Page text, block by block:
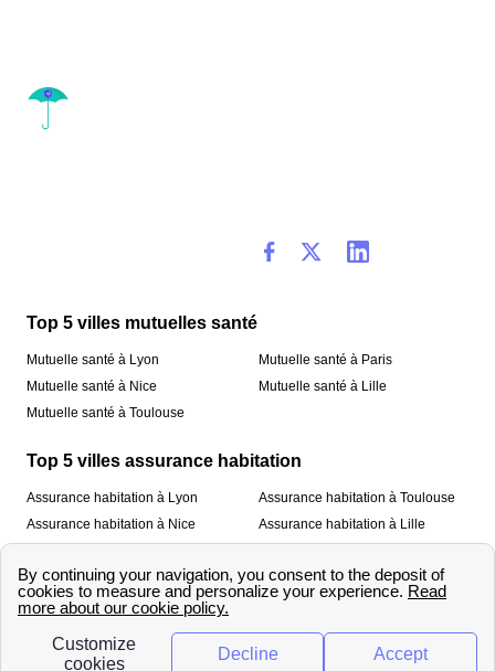
Top 5 villes mutuelles santé
Mutuelle santé à Lyon
Mutuelle santé à Nice
Mutuelle santé à Toulouse
Mutuelle santé à Paris
Mutuelle santé à Lille
Top 5 villes assurance habitation
Assurance habitation à Lyon
Assurance habitation à Nice
Assurance habitation à Toulouse
Assurance habitation à Lille
À propos
Qui sommes-nous ? Mentions légales